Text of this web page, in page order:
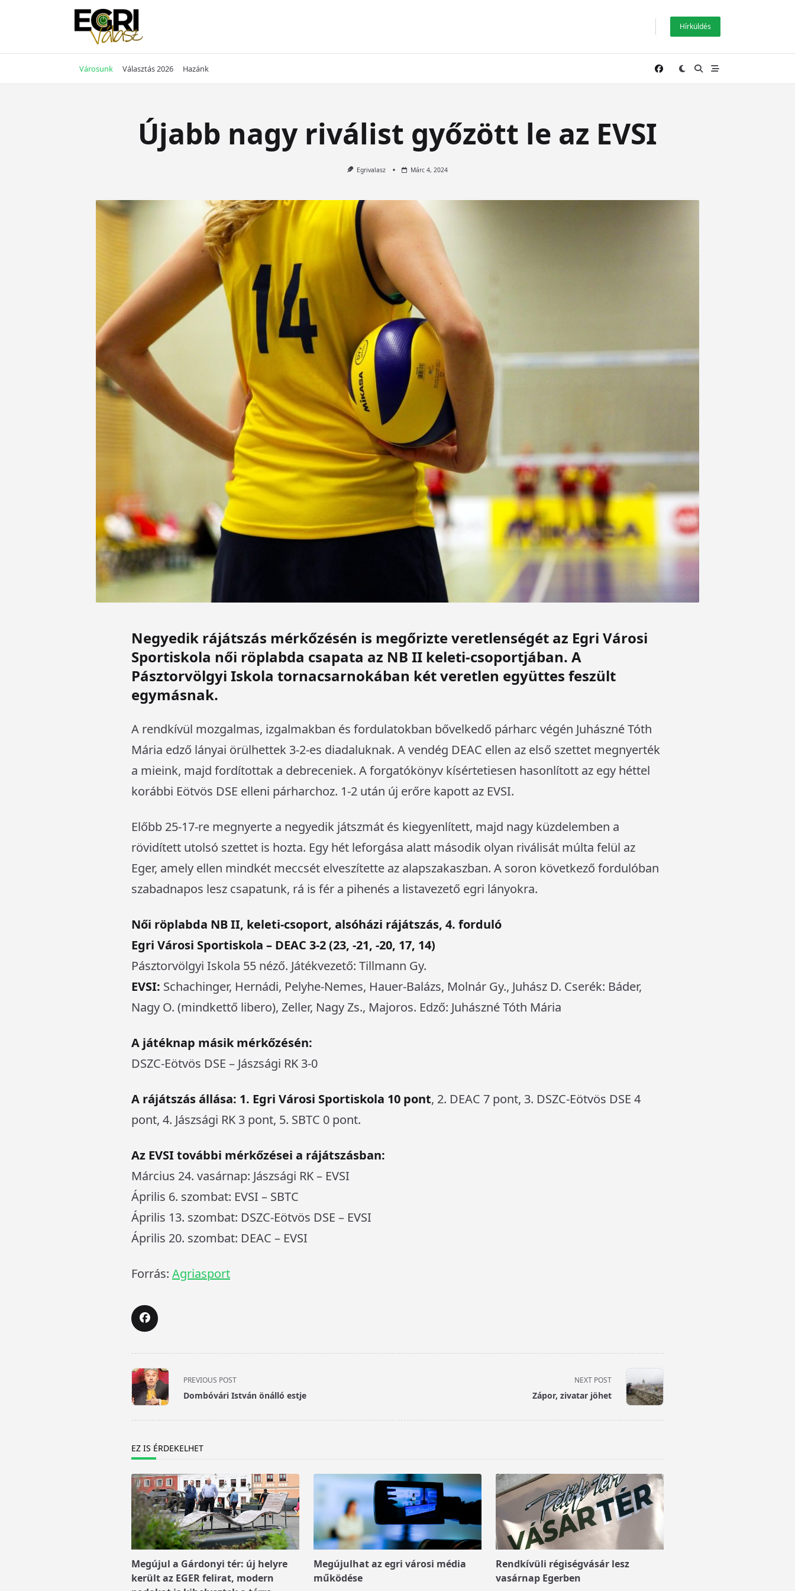
Hírküldés
Városunk Választás 2026 Hazánk
Újabb nagy riválist győzött le az EVSI
Egrivalasz Márc 4, 2024
Negyedik rájátszás mérkőzésén is megőrizte veretlenségét az Egri Városi
Sportiskola női röplabda csapata az NB II keleti-csoportjában. A
Pásztorvölgyi Iskola tornacsarnokában két veretlen együttes feszült
egymásnak.
A rendkívül mozgalmas, izgalmakban és fordulatokban bővelkedő párharc végén Juhászné Tóth
Mária edző lányai örülhettek 3-2-es diadaluknak. A vendég DEAC ellen az első szettet megnyerték
a mieink, majd fordítottak a debreceniek. A forgatókönyv kísértetiesen hasonlított az egy héttel
korábbi Eötvös DSE elleni párharchoz. 1-2 után új erőre kapott az EVSI.
Előbb 25-17-re megnyerte a negyedik játszmát és kiegyenlített, majd nagy küzdelemben a
rövidített utolsó szettet is hozta. Egy hét leforgása alatt második olyan riválisát múlta felül az
Eger, amely ellen mindkét meccsét elveszítette az alapszakaszban. A soron következő fordulóban
szabadnapos lesz csapatunk, rá is fér a pihenés a listavezető egri lányokra.
Női röplabda NB II, keleti-csoport, alsóházi rájátszás, 4. forduló
Egri Városi Sportiskola – DEAC 3-2 (23, -21, -20, 17, 14)
Pásztorvölgyi Iskola 55 néző. Játékvezető: Tillmann Gy.
EVSI: Schachinger, Hernádi, Pelyhe-Nemes, Hauer-Balázs, Molnár Gy., Juhász D. Cserék: Báder,
Nagy O. (mindkettő libero), Zeller, Nagy Zs., Majoros. Edző: Juhászné Tóth Mária
A játéknap másik mérkőzésén:
DSZC-Eötvös DSE – Jászsági RK 3-0
A rájátszás állása: 1. Egri Városi Sportiskola 10 pont, 2. DEAC 7 pont, 3. DSZC-Eötvös DSE 4
pont, 4. Jászsági RK 3 pont, 5. SBTC 0 pont.
Az EVSI további mérkőzései a rájátszásban:
Március 24. vasárnap: Jászsági RK – EVSI
Április 6. szombat: EVSI – SBTC
Április 13. szombat: DSZC-Eötvös DSE – EVSI
Április 20. szombat: DEAC – EVSI
Forrás: Agriasport
<span
class="nav-
subtitle
screen-
text">Page</span>
PREVIOUS POST
Dombóvári István önálló estje
NEXT POST
Zápor, zivatar jöhet
EZ IS ÉRDEKELHET
Megújul a Gárdonyi tér: új helyre
került az EGER felirat, modern
Megújulhat az egri városi média
működése
Rendkívüli régiségvásár lesz
vasárnap Egerben